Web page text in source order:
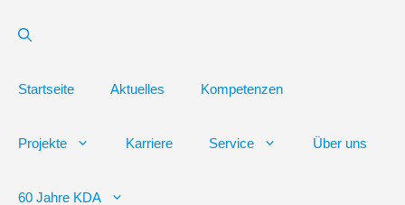
Startseite Aktuelles Kompetenzen
Projekte Karriere Service Über uns
60 Jahre KDA